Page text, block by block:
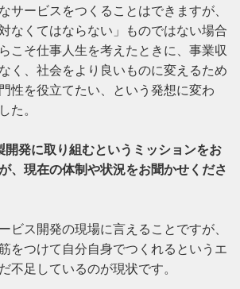
サービスをつくることはできますが、
なくてはならない」ものではない場合
こそ仕事人生を考えたときに、事業収
く、社会をより良いものに変えるため
性を役立てたい、という発想に変わ
た。
発に取り組むというミッションをお
、現在の体制や状況をお聞かせくださ
ビス開発の現場に言えることですが、
をつけて自分自身でつくれるというエ
不足しているのが現状です。